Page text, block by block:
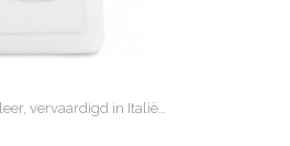
vervaardigd in Italië…